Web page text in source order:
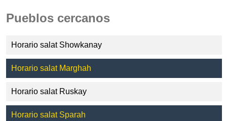
Pueblos cercanos
Horario salat Showkanay
Horario salat Marghah
Horario salat Ruskay
Horario salat Sparah